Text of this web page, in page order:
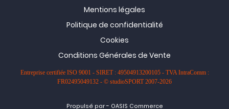
Mentions légales
Politique de confidentialité
Cookies
Conditions Générales de Vente
Entreprise certifiée ISO 9001 - SIRET : 49504913200105 - TVA IntraComm :
FR02495049132 - © studioSPORT 2007-2026
Propulsé par- OASIS Commerce